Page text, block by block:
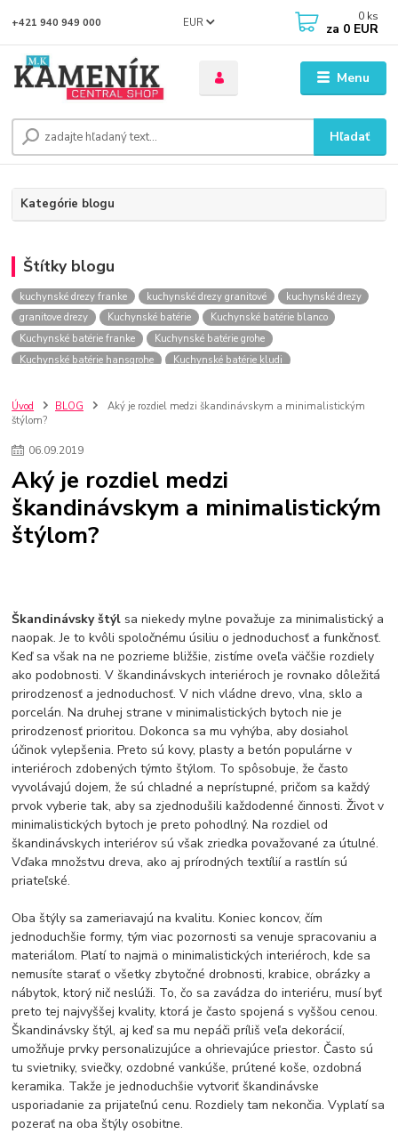
Menu
EUR
Hľadať
+421 940 949 000 0 ks
za 0 EUR
Kategórie blogu
Štítky blogu
kuchynské drezy franke kuchynské drezy granitové
kuchynské drezy
granitove drezy
Kuchynské batérie
Kuchynské batérie blanco
Kuchynské batérie franke
Kuchynské batérie grohe
Kuchynské batérie hansgrohe
Kuchynské batérie kludi
kuchynské batérie sagittarius
kuchynské batérie
vodovodné batérie
vodovodné batérie do kuchyne
kuchynské drezy sety
bidetové batérie
vaňové batérie
sprchové batérie
vodovodné batérie blanco
vodovodné batérie do steny
vodovodné batérie grohe
Umývadlá
retro kúpeľne
Nákup tovaru pre firmy bez DPH
Bez DPH
Ako znížiť náklady
Ako znížiť náklady na firmu
szco nakup bez dph
szco nakup bez dph nakupovanie na firmu bez dph
nákup bez dph v eu ň
Úvod BLOG
Aký je rozdiel medzi škandinávskym a minimalistickým
štýlom?
06.09.2019
Aký je rozdiel medzi
škandinávskym a minimalistickým
štýlom?
Škandinávsky štýl sa niekedy mylne považuje za minimalistický a
naopak. Je to kvôli spoločnému úsiliu o jednoduchosť a funkčnosť.
Keď sa však na ne pozrieme bližšie, zistíme oveľa väčšie rozdiely
ako podobnosti. V škandinávskych interiéroch je rovnako dôležitá
prirodzenosť a jednoduchosť. V nich vládne drevo, vlna, sklo a
porcelán. Na druhej strane v minimalistických bytoch nie je
prirodzenosť prioritou. Dokonca sa mu vyhýba, aby dosiahol
účinok vylepšenia. Preto sú kovy, plasty a betón populárne v
interiéroch zdobených týmto štýlom. To spôsobuje, že často
vyvolávajú dojem, že sú chladné a neprístupné, pričom sa každý
prvok vyberie tak, aby sa zjednodušili každodenné činnosti. Život v
minimalistických bytoch je preto pohodlný. Na rozdiel od
škandinávskych interiérov sú však zriedka považované za útulné.
Vďaka množstvu dreva, ako aj prírodných textílií a rastlín sú
priateľské.
Oba štýly sa zameriavajú na kvalitu. Koniec koncov, čím
jednoduchšie formy, tým viac pozornosti sa venuje spracovaniu a
materiálom. Platí to najmä o minimalistických interiéroch, kde sa
nemusíte starať o všetky zbytočné drobnosti, krabice, obrázky a
nábytok, ktorý nič neslúži. To, čo sa zavádza do interiéru, musí byť
preto tej najvyššej kvality, ktorá je často spojená s vyššou cenou.
Škandinávsky štýl, aj keď sa mu nepáči príliš veľa dekorácií,
umožňuje prvky personalizujúce a ohrievajúce priestor. Často sú
tu svietniky, sviečky, ozdobné vankúše, prútené koše, ozdobná
keramika. Takže je jednoduchšie vytvoriť škandinávske
usporiadanie za prijateľnú cenu. Rozdiely tam nekončia. Vyplatí sa
pozerať na oba štýly osobitne.